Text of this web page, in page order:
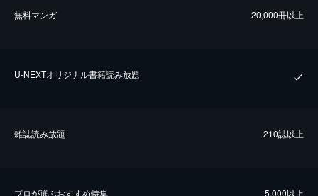
無料マンガ 20,000冊以上
U-NEXTオリジナル書籍読み放題
雑誌読み放題 210誌以上
プロが選ぶおすすめ特集 5,000以上